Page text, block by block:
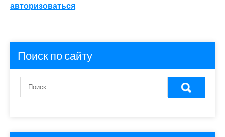
авторизоваться.
Поиск по сайту